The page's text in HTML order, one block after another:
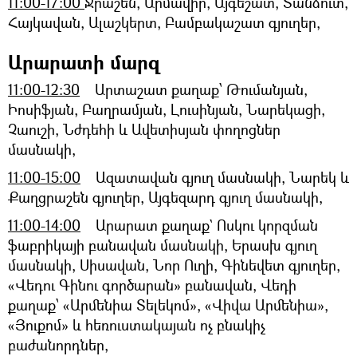
Հայկավան, Ալաշկերտ, Բամբակաշատ գյուղեր,
Արարատի մարզ
11:00-12:30 Արտաշատ քաղաք՝ Թումանյան,
Իոսիֆյան, Բաղրամյան, Լուսինյան, Նարեկացի,
Չաուշի, Նժդեհի և Ավետիսյան փողոցներ
մասնակի,
11:00-15:00 Ազատավան գյուղ մասնակի, Նարեկ և
Քաղցրաշեն գյուղեր, Այգեզարդ գյուղ մասնակի,
11:00-14:00 Արարատ քաղաք` Ոսկու կորզման
ֆաբրիկայի բանավան մասնակի, Երասխ գյուղ
մասնակի, Սիսավան, Նոր Ուղի, Գինեվետ գյուղեր,
«Վեդու Գինու գործարան» բանավան, Վեդի
քաղաք՝ «Արմենիա Տելեկոմ», «Վիվա Արմենիա»,
«Յուքոմ» և հեռուստակայան ոչ բնակիչ
բաժանորդներ,